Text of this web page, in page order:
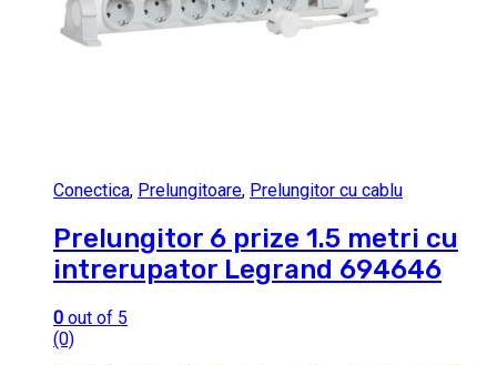
Conectica, Prelungitoare, Prelungitor cu cablu
Prelungitor 6 prize 1.5 metri cu
intrerupator Legrand 694646
0 out of 5
(0)